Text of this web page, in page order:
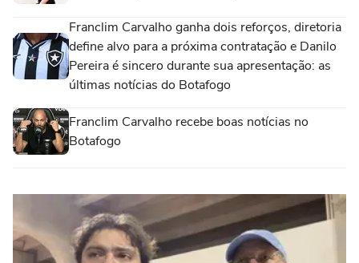
Franclim Carvalho ganha dois reforços, diretoria
define alvo para a próxima contratação e Danilo
Pereira é sincero durante sua apresentação: as
últimas notícias do Botafogo
Franclim Carvalho recebe boas notícias no
Botafogo